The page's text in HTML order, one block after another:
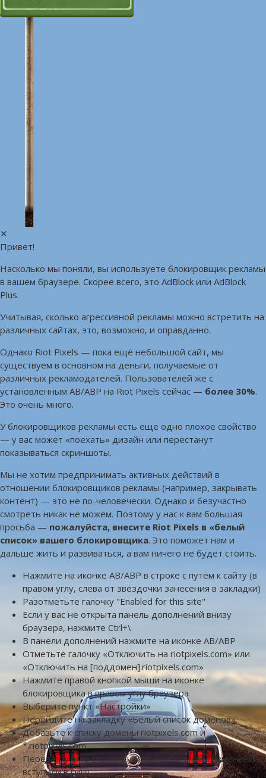
✕
Привет!
Насколько мы поняли, вы используете блокировщик рекламы
в вашем браузере. Скорее всего, это AdBlock или AdBlock
Plus.
Учитывая, сколько агрессивной рекламы можно встретить на
различных сайтах, это, возможно, и оправданно.
Однако Riot Pixels — пока ещё небольшой сайт, мы
существуем в основном на деньги, получаемые от
различных рекламодателей. Пользователей же с
установленным AB/ABP на Riot Pixels сейчас — более 30%.
Это очень много.
У блокировщиков рекламы есть еще одно плохое свойство
— у вас может «поехать» дизайн или перестанут
показываться скриншоты.
Мы не хотим предпринимать активных действий в
отношении блокировщиков рекламы (например, закрывать
контент) — это не по-человечески. Однако и безучастно
смотреть никак не можем. Поэтому у нас к вам большая
просьба — пожалуйста, внесите Riot Pixels в «белый
список» вашего блокировщика. Это поможет нам и
дальше жить и развиваться, а вам ничего не будет стоить.
Нажмите на иконке AB/ABP в строке с путём к сайту (в
правом углу, слева от звёздочки занесения в закладки)
Разотметьте галочку "Enabled for this site"
Если у вас не открыта панель дополнений внизу
браузера, нажмите Ctrl+\
В панели дополнений нажмите на иконке AB/ABP
Отметьте галочку «Отключить на riotpixels.com» или
«Отключить на [поддомен].riotpixels.com»
Нажмите правой кнопкой мыши на иконке
блокировщика в правом углу браузера
Выберите пункт «Настройки»
Перейдите на закладку «Белый список доменов»
Добавьте к списку домены riotpixels.com и
*.riotpixels.com
Перезагрузите страницу Riot Pixels, чтобы изменения
вступили в силу